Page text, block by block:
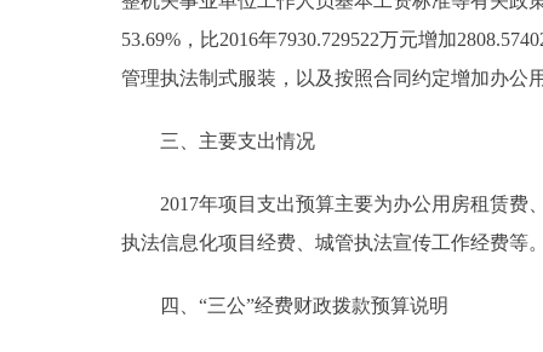
53.69%，比2016年7930.729522万元增加
管理执法制式服装，以及按照合同约定增加办公
三、主要支出情况
2017年项目支出预算主要为办公用房租赁费
执法信息化项目经费、城管执法宣传工作经费等
四、“三公”经费财政拨款预算说明